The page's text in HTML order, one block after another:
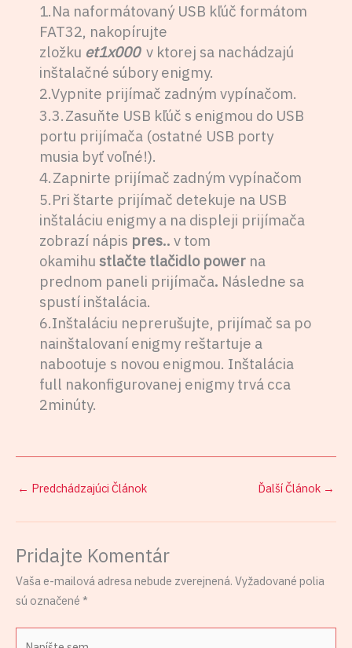
1.Na naformátovaný USB kľúč formátom
FAT32, nakopírujte
zložku et1x000v ktorej sa nachádzajú
inštalačné súbory enigmy.
2.Vypnite prijímač zadným vypínačom.
3.3.Zasuňte USB kľúč s enigmou do USB
portu prijímača (ostatné USB porty
musia byť voľné!).
4.Zapnirte prijímač zadným vypínačom
5.Pri štarte prijímač detekuje na USB
inštaláciu enigmy a na displeji prijímača
zobrazí nápis pres.. v tom
okamihu stlačte tlačidlo power na
prednom paneli prijímača. Následne sa
spustí inštalácia.
6.Inštaláciu neprerušujte, prijímač sa po
nainštalovaní enigmy reštartuje a
nabootuje s novou enigmou. Inštalácia
full nakonfigurovanej enigmy trvá cca
2minúty.
← Predchádzajúci Článok Ďalší Článok →
Pridajte Komentár
Vaša e-mailová adresa nebude zverejnená. Vyžadované polia
sú označené *